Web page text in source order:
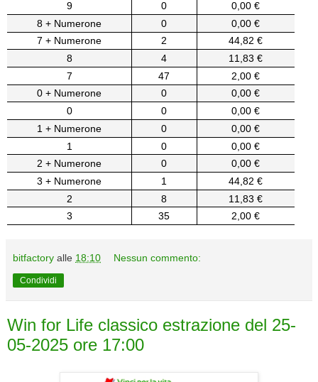
9
0
0,00 €
8 + Numerone
0
0,00 €
7 + Numerone
2
44,82 €
8
4
11,83 €
7
47
2,00 €
0 + Numerone
0
0,00 €
0
0
0,00 €
1 + Numerone
0
0,00 €
1
0
0,00 €
2 + Numerone
0
0,00 €
3 + Numerone
1
44,82 €
2
8
11,83 €
3
35 2,00 €
bitfactory alle 18:10 Nessun commento:
Condividi
Win for Life classico estrazione del 25-
05-2025 ore 17:00